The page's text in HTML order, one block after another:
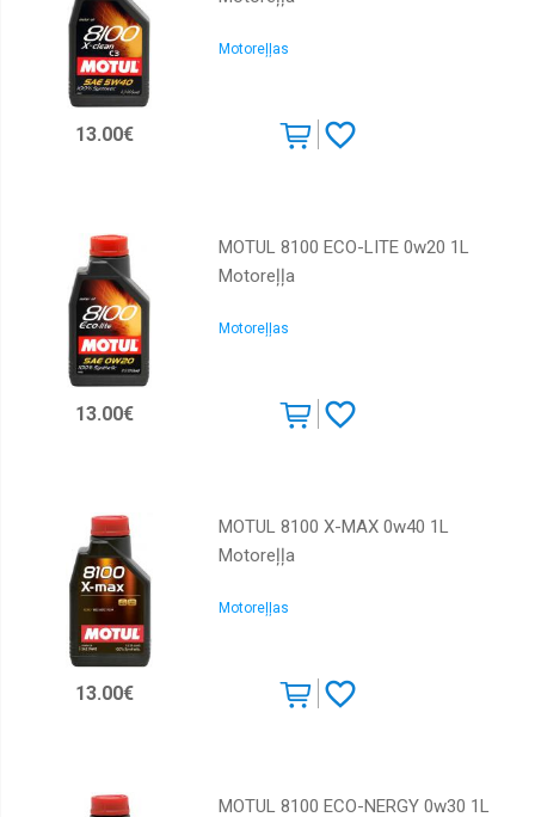
Motoreļļas
13.00€
MOTUL 8100 ECO-LITE 0w20 1L
Motoreļļa
Motoreļļas
13.00€
MOTUL 8100 X-MAX 0w40 1L
Motoreļļa
Motoreļļas
13.00€
MOTUL 8100 ECO-NERGY 0w30 1L